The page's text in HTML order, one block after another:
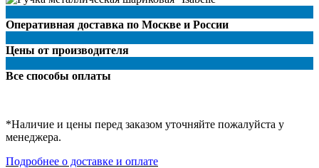
Оперативная доставка по Москве и России
Цены от производителя
Все способы оплаты
*Наличие и цены перед заказом уточняйте пожалуйста у
менеджера.
Подробнее о доставке и оплате